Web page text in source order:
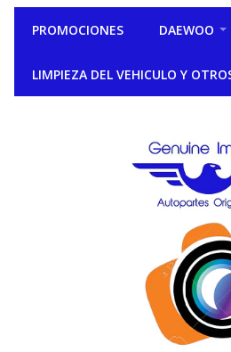
PROMOCIONES DAEWOO
LIMPIEZA DEL VEHICULO Y